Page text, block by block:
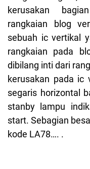
kerusakan
rangkaian blog
sebuah ic vertikal
rangkaian pada
dibilang inti dari
kerusakan pada ic
segaris horizontal
stanby lampu
start. Sebagian
kode LA78…. .